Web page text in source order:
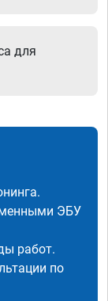
для
ЭБУ
работ.
по